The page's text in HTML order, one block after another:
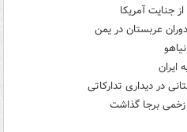
جنایت آمریکا
عربستان در یمن
ایران
در دیداری تدارکاتی
برجا گذاشت